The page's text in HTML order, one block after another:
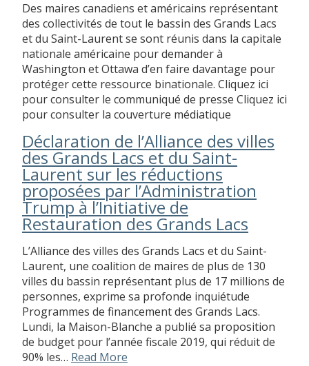
Des maires canadiens et américains représentant
des collectivités de tout le bassin des Grands Lacs
et du Saint-Laurent se sont réunis dans la capitale
nationale américaine pour demander à
Washington et Ottawa d’en faire davantage pour
protéger cette ressource binationale. Cliquez ici
pour consulter le communiqué de presse Cliquez ici
pour consulter la couverture médiatique
Déclaration de l’Alliance des villes
des Grands Lacs et du Saint-
Laurent sur les réductions
proposées par l’Administration
Trump à l’Initiative de
Restauration des Grands Lacs
L’Alliance des villes des Grands Lacs et du Saint-
Laurent, une coalition de maires de plus de 130
villes du bassin représentant plus de 17 millions de
personnes, exprime sa profonde inquiétude
Programmes de financement des Grands Lacs.
Lundi, la Maison-Blanche a publié sa proposition
de budget pour l’année fiscale 2019, qui réduit de
90% les… Read More